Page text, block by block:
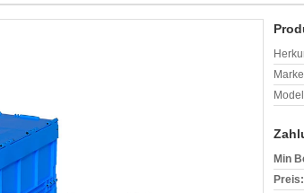
Min
Preis: